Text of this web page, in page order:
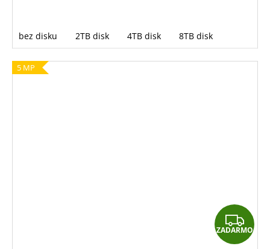
bez disku 2TB disk 4TB disk 8TB disk
5 MP
Z
A
ZADARMO